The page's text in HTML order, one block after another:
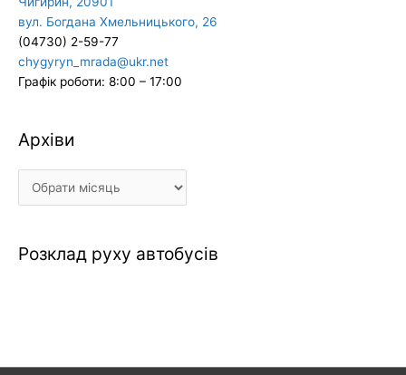
вул. Богдана Хмельницького, 26
(04730) 2-59-77
chygyryn_mrada@ukr.net
Графік роботи: 8:00 – 17:00
Архіви
Архіви
Розклад руху автобусів